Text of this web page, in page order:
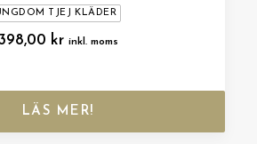
TJEJ KLÄDER
398,00 kr inkl. moms
LÄS MER!